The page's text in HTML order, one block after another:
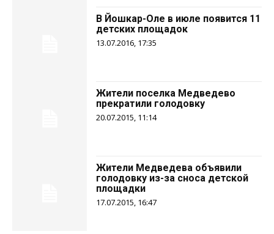
В Йошкар-Оле в июле появится 11
детских площадок
13.07.2016, 17:35
Жители поселка Медведево
прекратили голодовку
20.07.2015, 11:14
Жители Медведева объявили
голодовку из-за сноса детской
площадки
17.07.2015, 16:47